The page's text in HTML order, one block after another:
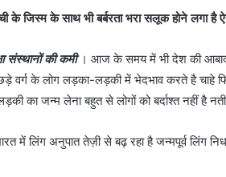
के जिस्म के साथ भी बर्बरता भरा सलूक होने लगा
संस्थानों की कमी । आज के समय में भी देश की आबादी
वर्ग के लोग लड़का-लड़की में भेदभाव करते है चाहे
का जन्म लेना बहुत से लोगों को बर्दाश्त नहीं है
में लिंग अनुपात तेज़ी से बढ़ रहा है जन्मपूर्व लिंग